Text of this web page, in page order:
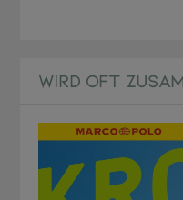
WIRD OFT